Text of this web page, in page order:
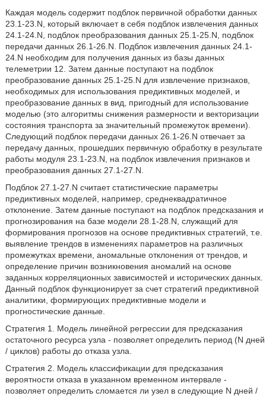
Каждая модель содержит подблок первичной обработки данных
23.1-23.N, который включает в себя подблок извлечения данных
24.1-24.N, подблок преобразования данных 25.1-25.N, подблок
передачи данных 26.1-26.N. Подблок извлечения данных 24.1-
24.N необходим для получения данных из базы данных
телеметрии 12. Затем данные поступают на подблок
преобразование данных 25.1-25.N для извлечение признаков,
необходимых для использования предиктивных моделей, и
преобразование данных в вид, пригодный для использование
моделью (это алгоритмы снижения размерности и векторизации
состояния транспорта за значительный промежуток времени).
Следующий подблок передачи данных 26.1-26.N отвечает за
передачу данных, прошедших первичную обработку в результате
работы модуля 23.1-23.N, на подблок извлечения признаков и
преобразования данных 27.1-27.N.
Подблок 27.1-27.N считает статистические параметры
предиктивных моделей, например, среднеквадратичное
отклонение. Затем данные поступают на подблок предсказания и
прогнозирования на базе модели 28.1-28.N, служащий для
формирования прогнозов на основе предиктивных стратегий, т.е.
выявление трендов в изменениях параметров на различных
промежутках времени, аномальные отклонения от трендов, и
определение причин возникновения аномалий на основе
заданных корреляционных зависимостей и исторических данных.
Данный подблок функционирует за счет стратегий предиктивной
аналитики, формирующих предиктивные модели и
прогностические данные.
Стратегия 1. Модель линейной регрессии для предсказания
остаточного ресурса узла - позволяет определить период (N дней
/ циклов) работы до отказа узла.
Стратегия 2. Модель классификации для предсказания
вероятности отказа в указанном временном интервале -
позволяет определить сломается ли узел в следующие N дней /